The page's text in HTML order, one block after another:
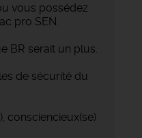
vous possédez
pro SEN.
BR serait un plus.
de sécurité du
consciencieux(se)